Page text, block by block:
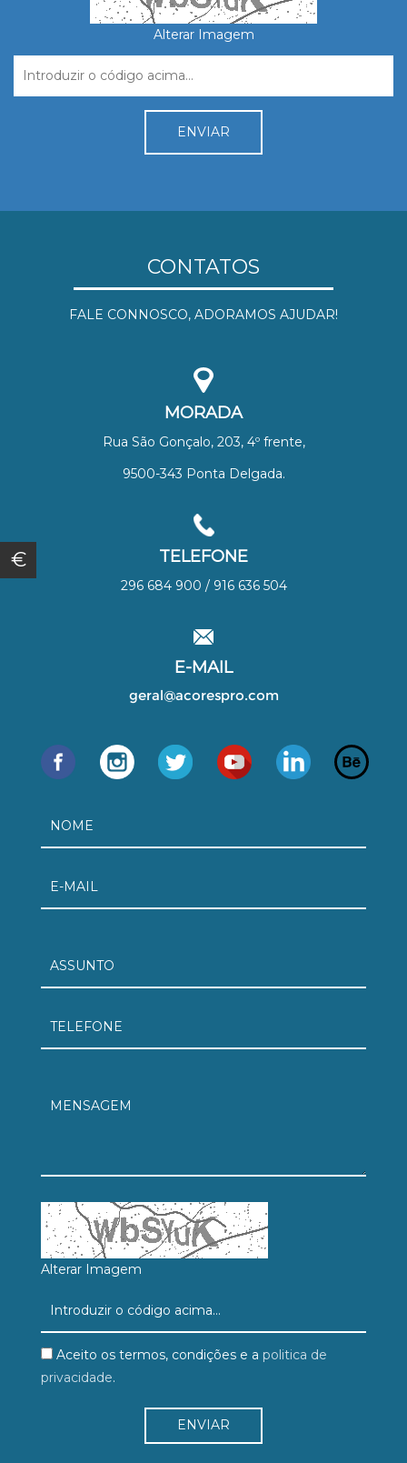
€
Alterar Imagem
CONTATOS
FALE CONNOSCO, ADORAMOS AJUDAR!
MORADA
Rua São Gonçalo, 203, 4º frente,
9500-343 Ponta Delgada.
TELEFONE
296 684 900 / 916 636 504
E-MAIL
Alterar Imagem
Aceito os termos, condições e a politica de
privacidade.